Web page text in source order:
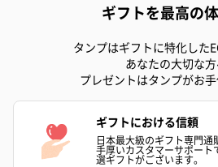
ギフトを最高の体
タンプはギフトに特化した
あなたの大切な方
プレゼントはタンプがお手
ギフトにおける信頼
日本最大級のギフト専門通
手厚いカスタマーサポート
選ギフトがございます。